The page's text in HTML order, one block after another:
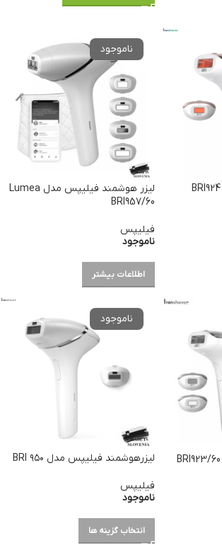
لیزر هوشمند فیلیپس مدل Lumea
BRI957/60
فیلیپس
ناموجود
اطلاعات بیشتر
لیزرهوشمند فیلیپس مدل ۹۵۰ BRI
فیلیپس
ناموجود
انتخاب گزینه ها